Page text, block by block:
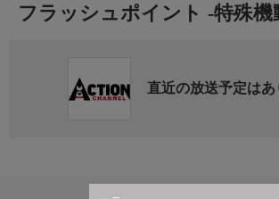
フラッシュポイント -特殊機
直近の放送予定はあ